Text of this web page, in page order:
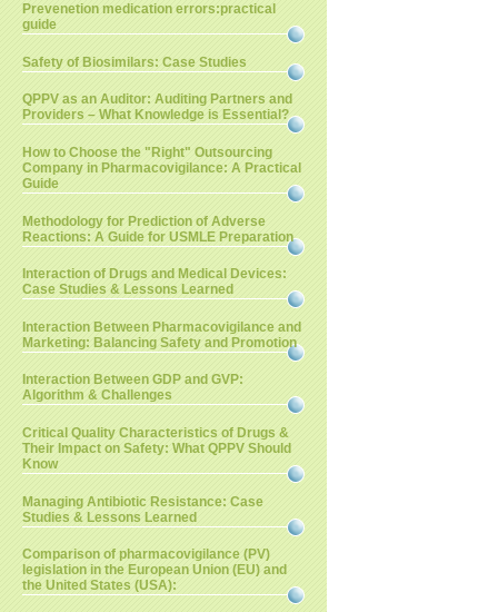
Prevenetion medication errors:practical
guide
Safety of Biosimilars: Case Studies
QPPV as an Auditor: Auditing Partners and
Providers – What Knowledge is Essential?
How to Choose the "Right" Outsourcing
Company in Pharmacovigilance: A Practical
Guide
Methodology for Prediction of Adverse
Reactions: A Guide for USMLE Preparation
Interaction of Drugs and Medical Devices:
Case Studies & Lessons Learned
Interaction Between Pharmacovigilance and
Marketing: Balancing Safety and Promotion
Interaction Between GDP and GVP:
Algorithm & Challenges
Critical Quality Characteristics of Drugs &
Their Impact on Safety: What QPPV Should
Know
Managing Antibiotic Resistance: Case
Studies & Lessons Learned
Comparison of pharmacovigilance (PV)
legislation in the European Union (EU) and
the United States (USA):